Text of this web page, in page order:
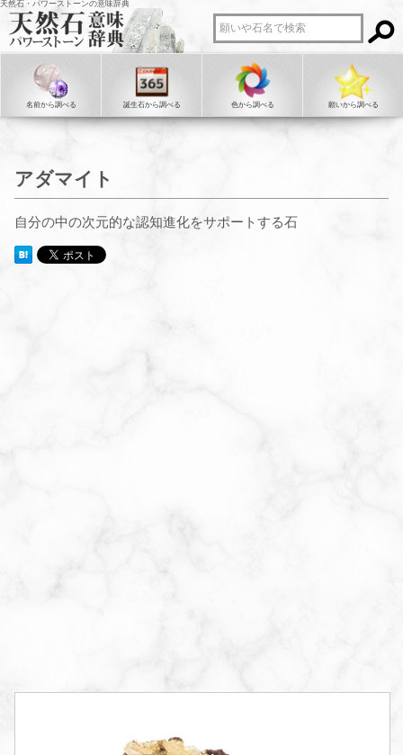
天然石・パワーストーンの意味辞典
名前から調べる 誕生石から調べる 色から調べる 願いから調べる
アダマイト
自分の中の次元的な認知進化をサポートする石